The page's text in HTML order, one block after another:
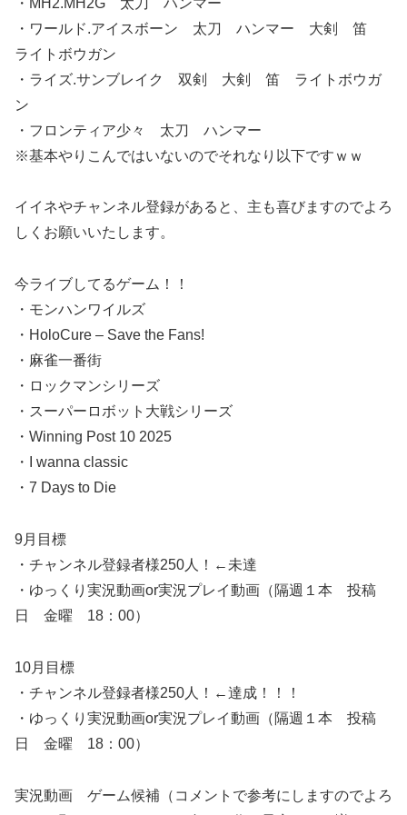
・ワールド.アイスボーン 太刀 ハンマー 大剣 笛
ライトボウガン
・ライズ.サンブレイク 双剣 大剣 笛 ライトボウガ
ン
・フロンティア少々 太刀 ハンマー
※基本やりこんではいないのでそれなり以下ですｗｗ
イイネやチャンネル登録があると、主も喜びますのでよろ
しくお願いいたします。
今ライブしてるゲーム！！
・モンハンワイルズ
・HoloCure – Save the Fans!
・麻雀一番街
・ロックマンシリーズ
・スーパーロボット大戦シリーズ
・Winning Post 10 2025
・I wanna classic
・7 Days to Die
9月目標
・チャンネル登録者様250人！←未達
・ゆっくり実況動画or実況プレイ動画（隔週１本 投稿
日 金曜 18：00）
10月目標
・チャンネル登録者様250人！←達成！！！
・ゆっくり実況動画or実況プレイ動画（隔週１本 投稿
日 金曜 18：00）
実況動画 ゲーム候補（コメントで参考にしますのでよろ